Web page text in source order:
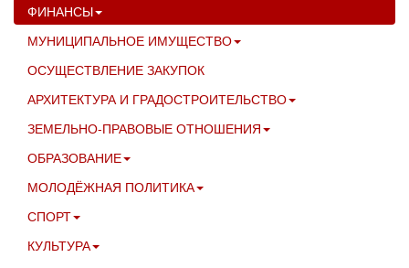
ФИНАНСЫ
МУНИЦИПАЛЬНОЕ ИМУЩЕСТВО
ОСУЩЕСТВЛЕНИЕ ЗАКУПОК
АРХИТЕКТУРА И ГРАДОСТРОИТЕЛЬСТВО
ЗЕМЕЛЬНО-ПРАВОВЫЕ ОТНОШЕНИЯ
ОБРАЗОВАНИЕ
МОЛОДЁЖНАЯ ПОЛИТИКА
СПОРТ
КУЛЬТУРА